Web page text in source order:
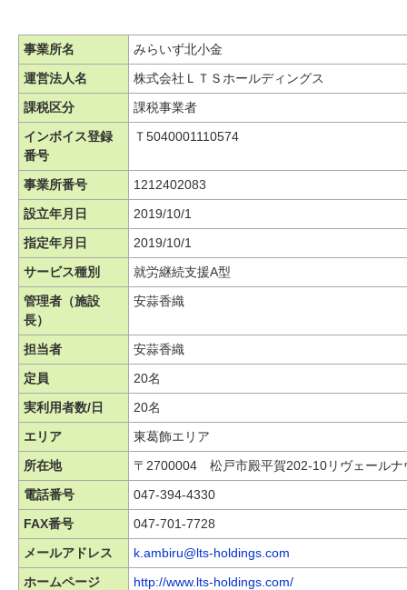
事業所名
みらいず北小金
運営法人名
株式会社ＬＴＳホールディングス
課税区分
課税事業者
インボイス登録
番号
Ｔ5040001110574
事業所番号
1212402083
設立年月日
2019/10/1
指定年月日
2019/10/1
サービス種別
就労継続支援A型
管理者（施設
長）
安蒜香織
担当者
安蒜香織
定員
20名
実利用者数/日
20名
エリア
東葛飾エリア
所在地
〒2700004 松戸市殿平賀202-10リヴェールナ
電話番号
047-394-4330
FAX番号
047-701-7728
メールアドレス
k.ambiru@lts-holdings.com
ホームページ
http://www.lts-holdings.com/